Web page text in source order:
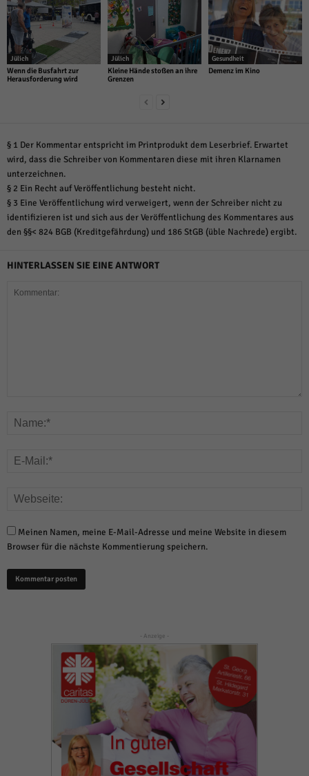
Jülich
Wenn die Busfahrt zur
Herausforderung wird
Jülich
Kleine Hände stoßen an ihre
Grenzen
Gesundheit
Demenz im Kino
§ 1 Der Kommentar entspricht im Printprodukt dem Leserbrief. Erwartet
wird, dass die Schreiber von Kommentaren diese mit ihren Klarnamen
unterzeichnen.
§ 2 Ein Recht auf Veröffentlichung besteht nicht.
§ 3 Eine Veröffentlichung wird verweigert, wenn der Schreiber nicht zu
identifizieren ist und sich aus der Veröffentlichung des Kommentares aus
den §§< 824 BGB (Kreditgefährdung) und 186 StGB (üble Nachrede) ergibt.
HINTERLASSEN SIE EINE ANTWORT
Meinen Namen, meine E-Mail-Adresse und meine Website in diesem
Browser für die nächste Kommentierung speichern.
- Anzeige -